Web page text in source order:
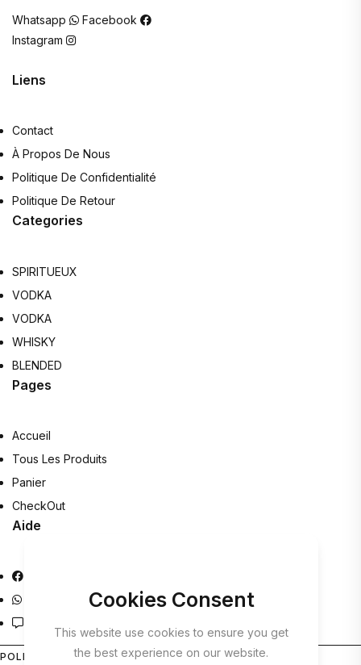
Cookies Consent
This website use cookies to ensure you get
the best experience on our website.
Whatsapp
Facebook
Instagram
Liens
Contact
À Propos De Nous
Politique De Confidentialité
Politique De Retour
Categories
SPIRITUEUX
VODKA
VODKA
WHISKY
BLENDED
Pages
Accueil
Tous Les Produits
Panier
CheckOut
Aide
Whatsapp Help
POLITIQUE DE